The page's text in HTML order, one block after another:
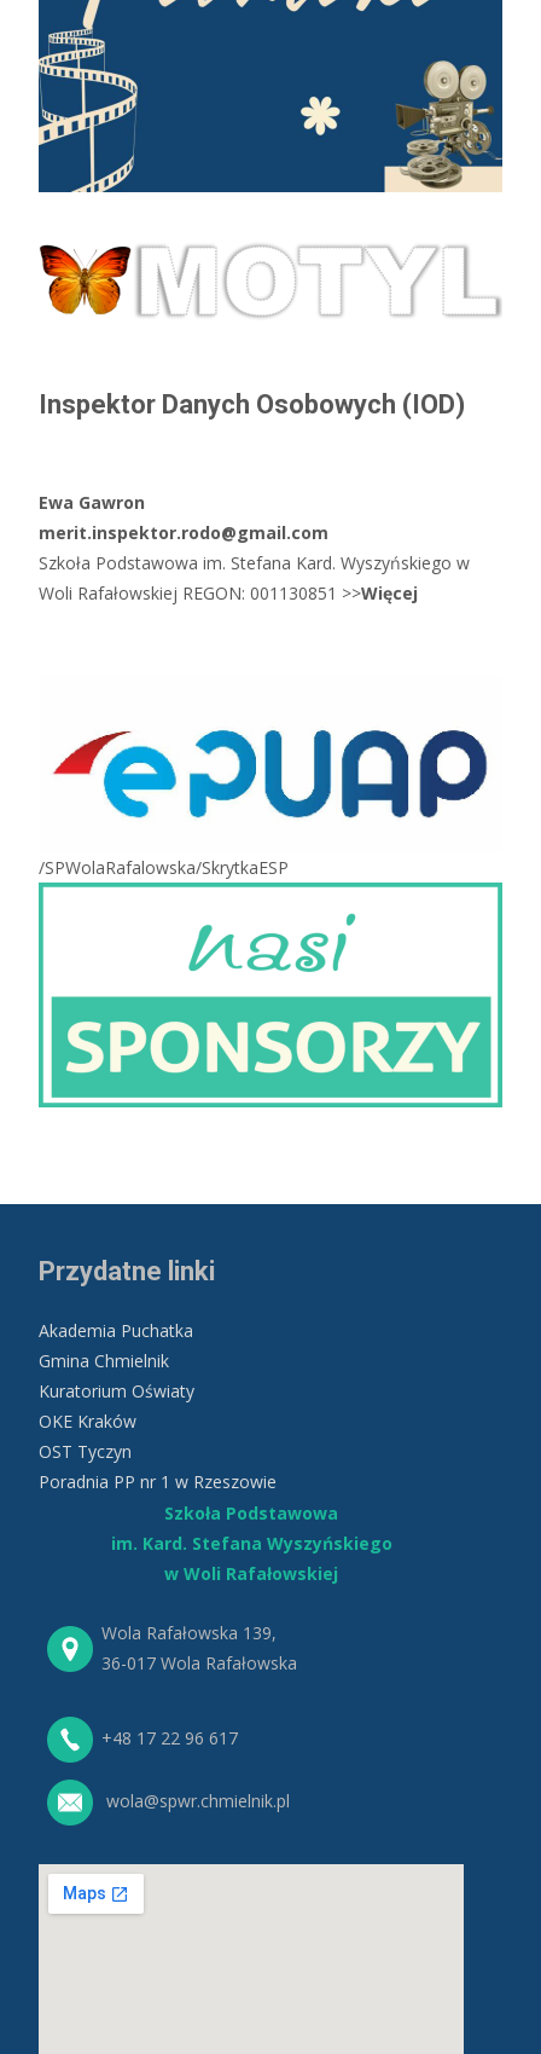
Inspektor Danych Osobowych (IOD)
Ewa Gawron
merit.inspektor.rodo@gmail.com
Szkoła Podstawowa im. Stefana Kard. Wyszyńskiego w
Woli Rafałowskiej REGON: 001130851 >>Więcej
/SPWolaRafalowska/SkrytkaESP
Przydatne linki
Akademia Puchatka
Gmina Chmielnik
Kuratorium Oświaty
OKE Kraków
OST Tyczyn
Poradnia PP nr 1 w Rzeszowie
Szkoła Podstawowa
im. Kard. Stefana Wyszyńskiego
w Woli Rafałowskiej
Wola Rafałowska 139,
36-017 Wola Rafałowska
+48 17 22 96 617
wola@spwr.chmielnik.pl